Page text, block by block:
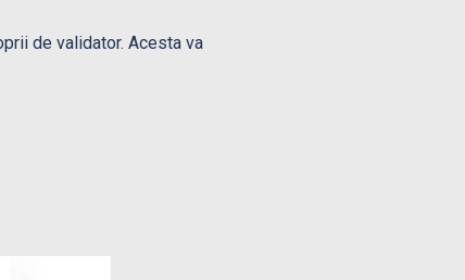
de validator. Acesta va